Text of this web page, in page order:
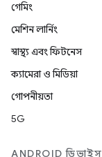
গেমিং
মেশিন লার্নিং
স্বাস্থ্য এবং ফিটনেস
ক্যামেরা ও মিডিয়া
গোপনীয়তা
5G
ANDROID ডিভাইস